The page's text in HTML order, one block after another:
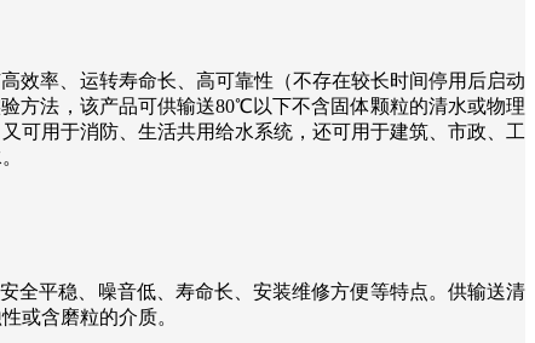
率、运转寿命长、高可靠性（不存在较长时间停用后启动
方法，该产品可供输送80℃以下不含固体颗粒的清水或物理
可用于消防、生活共用给水系统，还可用于建筑、市政、工
平稳、噪音低、寿命长、安装维修方便等特点。供输送清
或含磨粒的介质。